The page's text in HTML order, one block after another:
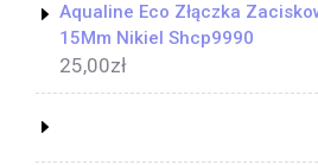
Aqualine Eco Złączka
15Mm Nikiel Shcp9990
25,00zł